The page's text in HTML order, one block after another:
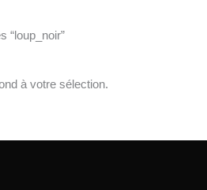
“loup_noir”
à votre sélection.